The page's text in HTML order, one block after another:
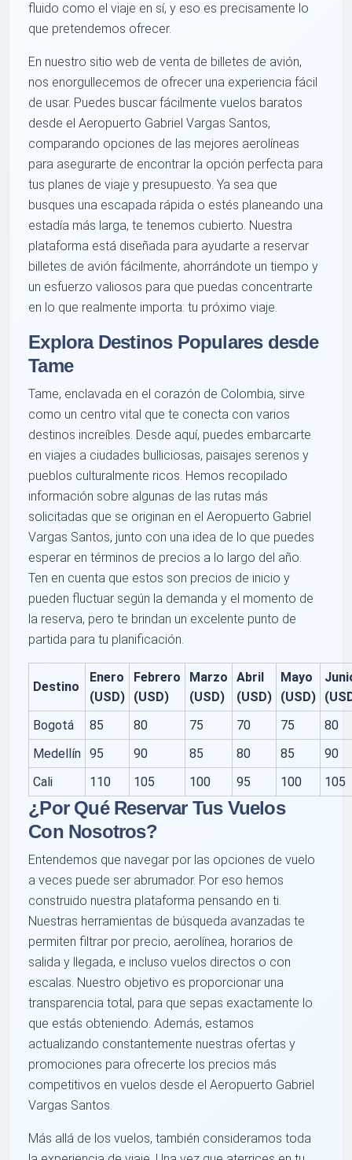
fluido como el viaje en sí, y eso es precisamente lo
que pretendemos ofrecer.
En nuestro sitio web de venta de billetes de avión,
nos enorgullecemos de ofrecer una experiencia fácil
de usar. Puedes buscar fácilmente vuelos baratos
desde el Aeropuerto Gabriel Vargas Santos,
comparando opciones de las mejores aerolíneas
para asegurarte de encontrar la opción perfecta para
tus planes de viaje y presupuesto. Ya sea que
busques una escapada rápida o estés planeando una
estadía más larga, te tenemos cubierto. Nuestra
plataforma está diseñada para ayudarte a reservar
billetes de avión fácilmente, ahorrándote un tiempo y
un esfuerzo valiosos para que puedas concentrarte
en lo que realmente importa: tu próximo viaje.
Explora Destinos Populares desde
Tame
Tame, enclavada en el corazón de Colombia, sirve
como un centro vital que te conecta con varios
destinos increíbles. Desde aquí, puedes embarcarte
en viajes a ciudades bulliciosas, paisajes serenos y
pueblos culturalmente ricos. Hemos recopilado
información sobre algunas de las rutas más
solicitadas que se originan en el Aeropuerto Gabriel
Vargas Santos, junto con una idea de lo que puedes
esperar en términos de precios a lo largo del año.
Ten en cuenta que estos son precios de inicio y
pueden fluctuar según la demanda y el momento de
la reserva, pero te brindan un excelente punto de
partida para tu planificación.
Destino
Enero
(USD)
Febrero
(USD)
Marzo
(USD)
Abril
(USD)
Mayo
(USD)
Bogotá
85 80 75 70 75
80
Medellín 95 90 85 80 85
90
Cali
110 105 100 95 100 105
¿Por Qué Reservar Tus Vuelos
Con Nosotros?
Entendemos que navegar por las opciones de vuelo
a veces puede ser abrumador. Por eso hemos
construido nuestra plataforma pensando en ti.
Nuestras herramientas de búsqueda avanzadas te
permiten filtrar por precio, aerolínea, horarios de
salida y llegada, e incluso vuelos directos o con
escalas. Nuestro objetivo es proporcionar una
transparencia total, para que sepas exactamente lo
que estás obteniendo. Además, estamos
actualizando constantemente nuestras ofertas y
promociones para ofrecerte los precios más
competitivos en vuelos desde el Aeropuerto Gabriel
Vargas Santos.
Más allá de los vuelos, también consideramos toda